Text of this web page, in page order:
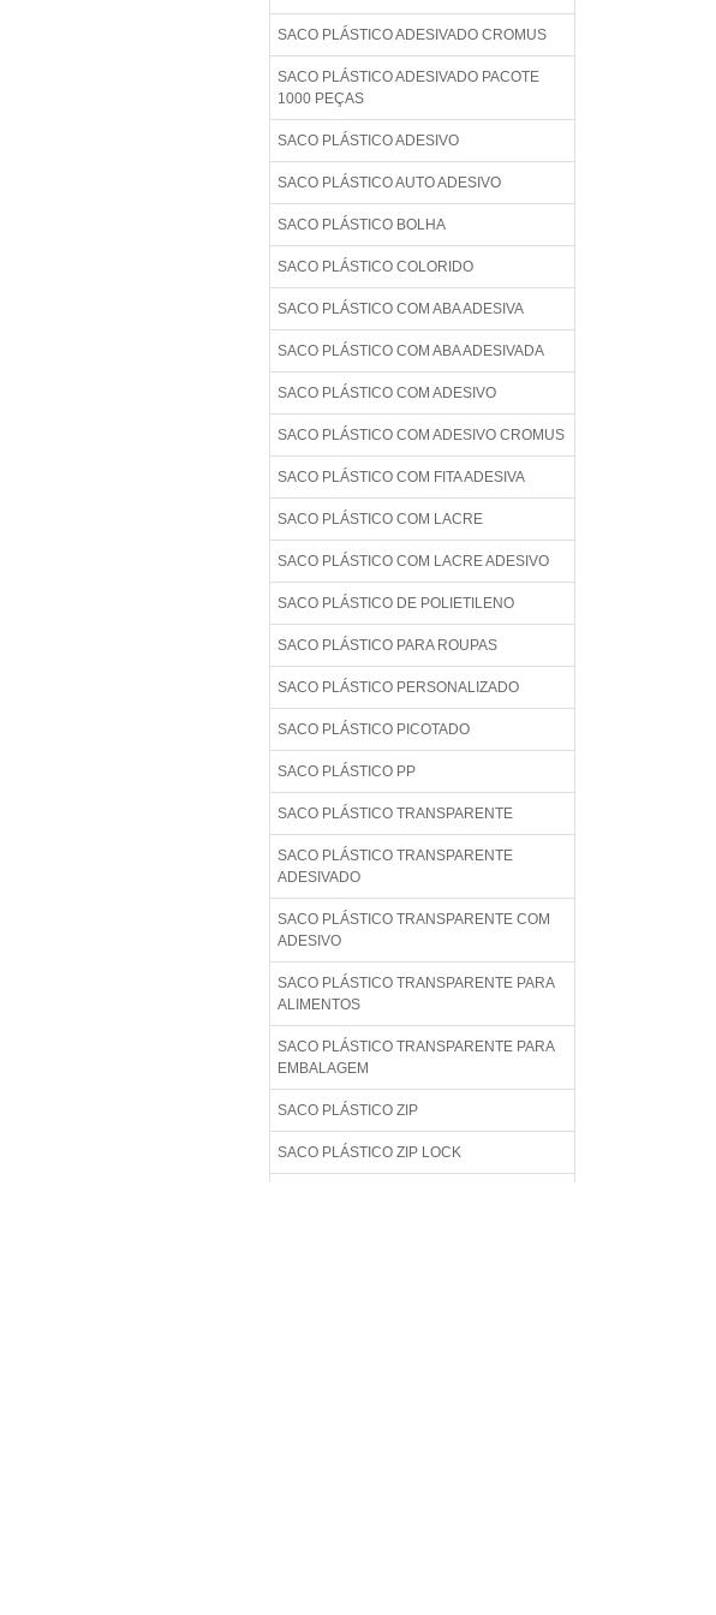
SACO PLÁSTICO ADESIVADO CROMUS
SACO PLÁSTICO ADESIVADO PACOTE
1000 PEÇAS
SACO PLÁSTICO ADESIVO
SACO PLÁSTICO AUTO ADESIVO
SACO PLÁSTICO BOLHA
SACO PLÁSTICO COLORIDO
SACO PLÁSTICO COM ABA ADESIVA
SACO PLÁSTICO COM ABA ADESIVADA
SACO PLÁSTICO COM ADESIVO
SACO PLÁSTICO COM ADESIVO CROMUS
SACO PLÁSTICO COM FITA ADESIVA
SACO PLÁSTICO COM LACRE
SACO PLÁSTICO COM LACRE ADESIVO
SACO PLÁSTICO DE POLIETILENO
SACO PLÁSTICO PARA ROUPAS
SACO PLÁSTICO PERSONALIZADO
SACO PLÁSTICO PICOTADO
SACO PLÁSTICO PP
SACO PLÁSTICO TRANSPARENTE
SACO PLÁSTICO TRANSPARENTE
ADESIVADO
SACO PLÁSTICO TRANSPARENTE COM
ADESIVO
SACO PLÁSTICO TRANSPARENTE PARA
ALIMENTOS
SACO PLÁSTICO TRANSPARENTE PARA
EMBALAGEM
SACO PLÁSTICO ZIP
SACO PLÁSTICO ZIP LOCK